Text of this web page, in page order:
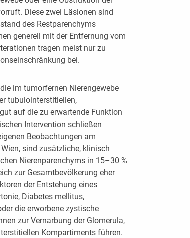
Diese zwei Läsionen sind
des Restparenchyms
generell mit der Entfernung vom
tragen meist nur zu
bei.
im tumorfernen Nierengewebe
tubulointerstitiellen,
auf die zu erwartende Funktion
Intervention schließen
Beobachtungen am
sind zusätzliche, klinisch
Nierenparenchyms in 15–30 %
zur Gesamtbevölkerung eher
der Entstehung eines
Diabetes mellitus,
die erworbene zystische
zur Vernarbung der Glomerula,
Kompartiments führen.